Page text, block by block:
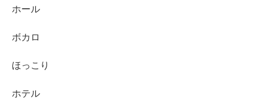
ホール
ボカロ
ほっこり
ホテル